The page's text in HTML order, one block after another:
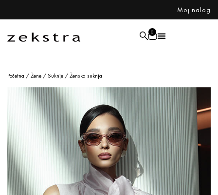
Moj nalog
0
Početna /Žene /Suknje / Ženska suknja